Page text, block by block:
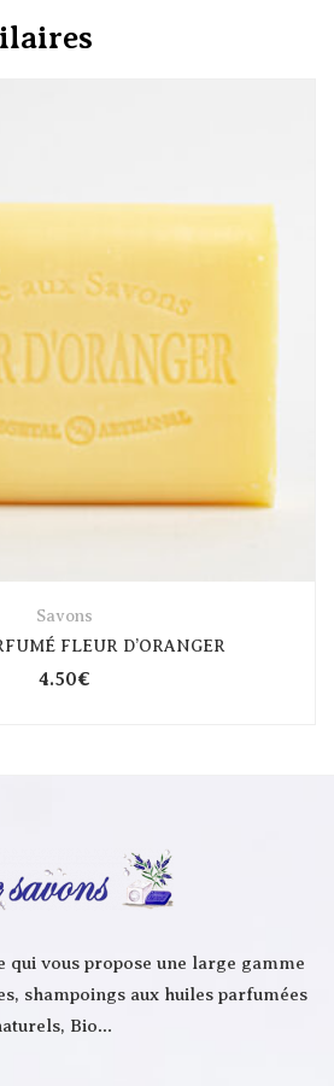
Savons
FLEUR D’ORANGER
4.50€
qui vous propose une large gamme
shampoings aux huiles parfumées
Bio…